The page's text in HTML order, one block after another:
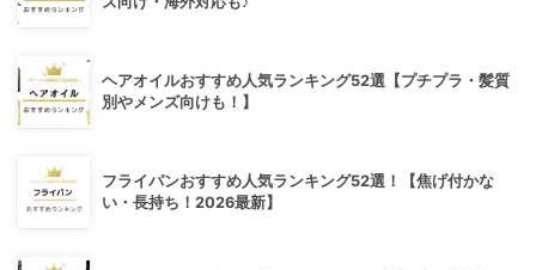
ヘアオイルおすすめ人気ランキング52選【プチプラ・髪質
別やメンズ向けも！】
フライパンおすすめ人気ランキング52選！【焦げ付かな
い・長持ち！2026最新】